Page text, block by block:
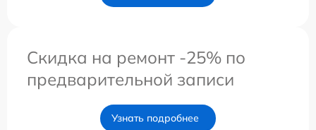
Скидка на ремонт -25% по
предварительной записи
Узнать подробнее